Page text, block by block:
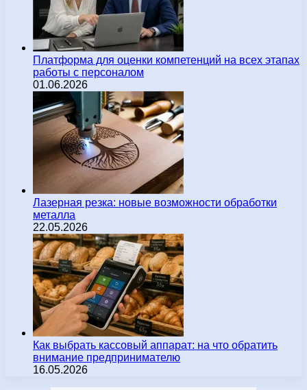
Платформа для оценки компетенций на всех этапах
работы с персоналом
01.06.2026
Лазерная резка: новые возможности обработки
металла
22.05.2026
Как выбрать кассовый аппарат: на что обратить
внимание предпринимателю
16.05.2026